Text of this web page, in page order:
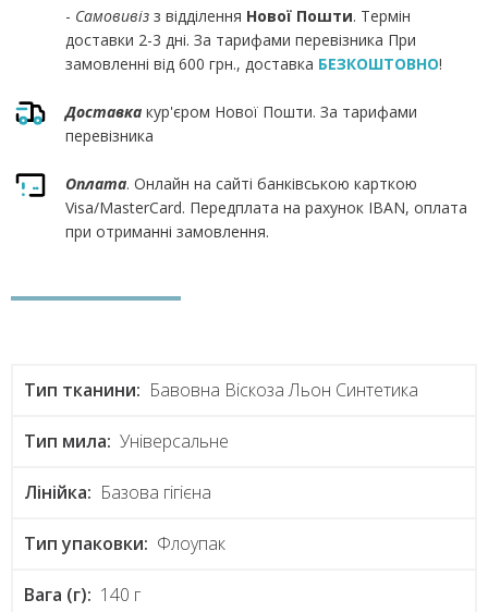
- Самовивіз з відділення Нової Пошти. Термін
доставки 2-3 дні. За тарифами перевізника При
замовленні від 600 грн., доставка БЕЗКОШТОВНО!
Доставка кур'єром Нової Пошти. За тарифами
перевізника
Оплата. Онлайн на сайті банківською карткою
Visa/MasterCard. Передплата на рахунок IBAN, оплата
при отриманні замовлення.
Тип тканини: Бавовна Віскоза Льон Синтетика
Тип мила: Універсальне
Лінійка: Базова гігієна
Тип упаковки: Флоупак
Вага (г): 140 г